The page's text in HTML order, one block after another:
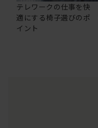
テレワークの仕事を快
適にする椅子選びのポ
イント